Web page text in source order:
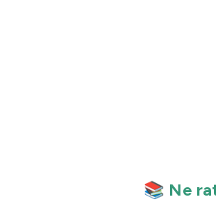
page du livre,
facilement : dans mon édition
est la plus intéressante (c’est vrai !),
pour le livre,
des matières,
de la lecture dans un livre : si
j’en ai lu un quart,
une référence, par exemple « tu
paragraphe ».